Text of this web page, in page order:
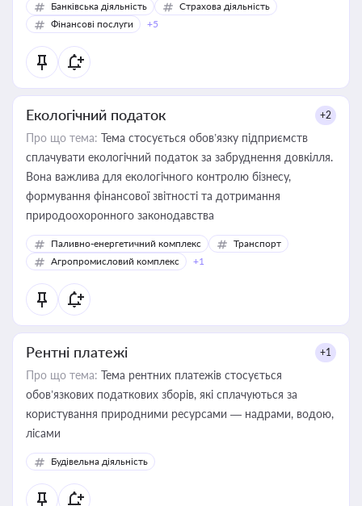
Банківська діяльність
Страхова діяльність
Фінансові послуги
+5
Екологічний податок +2
Про що тема: Тема стосується обов’язку підприємств
сплачувати екологічний податок за забруднення довкілля.
Вона важлива для екологічного контролю бізнесу,
формування фінансової звітності та дотримання
природоохоронного законодавства
Паливно-енергетичний комплекс
Транспорт
Агропромисловий комплекс
+1
Рентні платежі +1
Про що тема: Тема рентних платежів стосується
обов’язкових податкових зборів, які сплачуються за
користування природними ресурсами — надрами, водою,
лісами
Будівельна діяльність